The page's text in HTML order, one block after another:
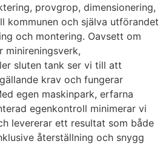
provgrop, dimensionering,
kommunen och själva utförandet
och montering. Oavsett om
minireningsverk,
sluten tank ser vi till att
krav och fungerar
egen maskinpark, erfarna
egenkontroll minimerar vi
levererar ett resultat som både
återställning och snygg